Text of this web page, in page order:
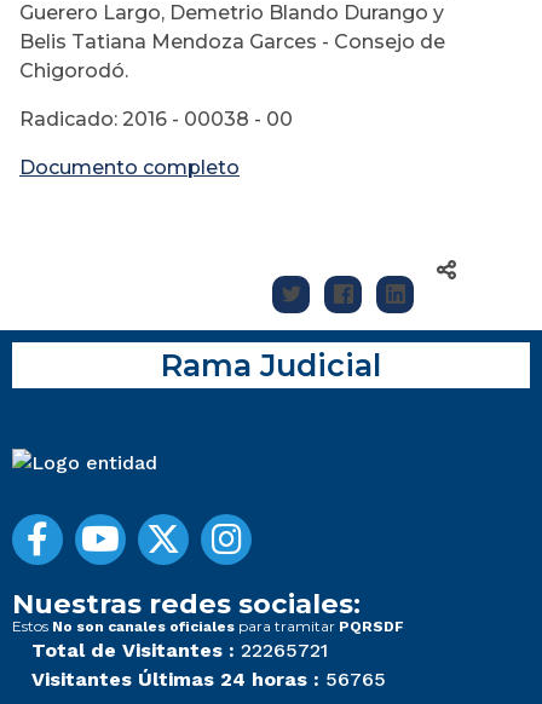
Guerero Largo, Demetrio Blando Durango y
Belis Tatiana Mendoza Garces - Consejo de
Chigorodó.
Radicado: 2016 - 00038 - 00
Documento completo
Rama Judicial
Nuestras redes sociales:
Estos No son canales oficiales para tramitar PQRSDF
Total de Visitantes : 22265721
Visitantes Últimas 24 horas : 56765